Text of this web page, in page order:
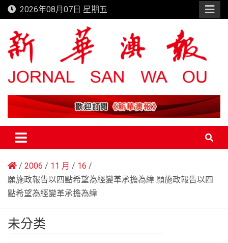
Skip
to
content
2026年08月07日 星期五
新華澳報
2006 11 月
16
願施政報告以四點希望為經變革承擔為緯 願施政報告以四
點希望為經變革承擔為緯
未分类